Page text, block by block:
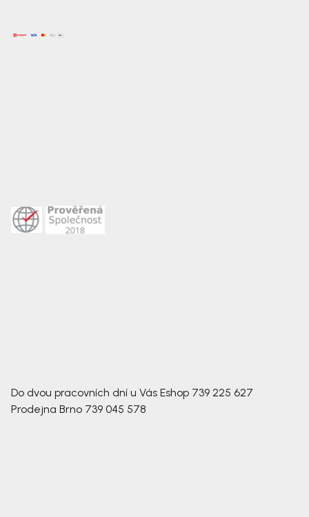
Do dvou pracovních dní u Vás Eshop 739 225 627
Prodejna Brno 739 045 578